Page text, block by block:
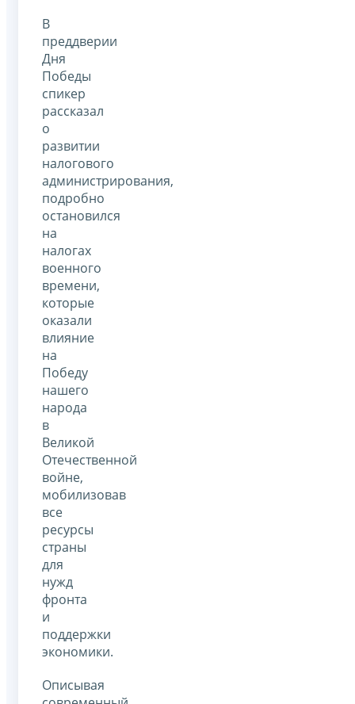
В
преддверии
Дня
Победы
спикер
рассказал
о
развитии
налогового
администрирования,
подробно
остановился
на
налогах
военного
времени,
которые
оказали
влияние
на
Победу
нашего
народа
в
Великой
Отечественной
войне,
мобилизовав
все
ресурсы
страны
для
нужд
фронта
и
поддержки
экономики.
Описывая